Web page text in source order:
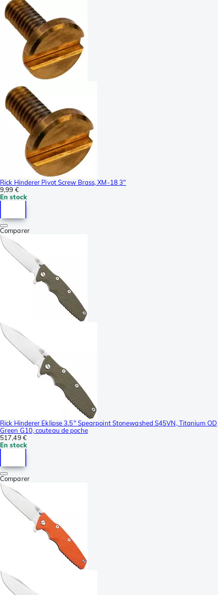
Rick Hinderer Pivot Screw Brass, XM-18 3"
9,99 €
En stock
Comparer
Rick Hinderer Eklipse 3.5" Spearpoint Stonewashed S45VN, Titanium OD
Green G10, couteau de poche
517,49 €
En stock
Comparer